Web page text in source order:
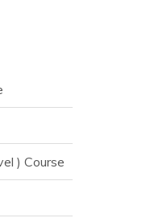
) Course